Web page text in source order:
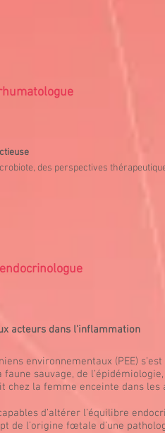
des perspectives
acteurs dans l'inflammation
environnementaux (PEE)
faune sauvage, de
chez la femme enceinte dans les
d’altérer l’équilibre
de l’origine fœtale d’une